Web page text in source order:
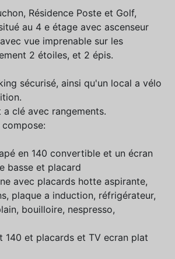
Résidence Poste et Golf,
au 4 e étage avec ascenseur
vue imprenable sur les
2 étoiles, et 2 épis.
sécurisé, ainsi qu'un local a vélo
clé avec rangements.
en 140 convertible et un écran
basse et placard
avec placards hotte aspirante,
plaque a induction, réfrigérateur,
bouilloire, nespresso,
140 et placards et TV ecran plat